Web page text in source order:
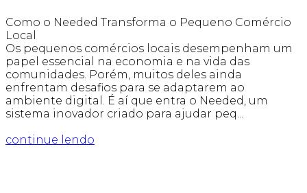
Como o Needed Transforma o Pequeno Comércio
Local
Os pequenos comércios locais desempenham um
papel essencial na economia e na vida das
comunidades. Porém, muitos deles ainda
enfrentam desafios para se adaptarem ao
ambiente digital. É aí que entra o Needed, um
sistema inovador criado para ajudar peq...
continue lendo